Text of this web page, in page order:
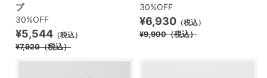
プ
30%OFF
¥5,544 （税込）
¥7,920（税込）
30%OFF
¥6,930 （税込）
¥9,900（税込）